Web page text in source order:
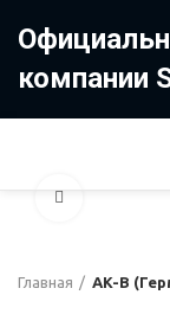
компании
Главная AK-B